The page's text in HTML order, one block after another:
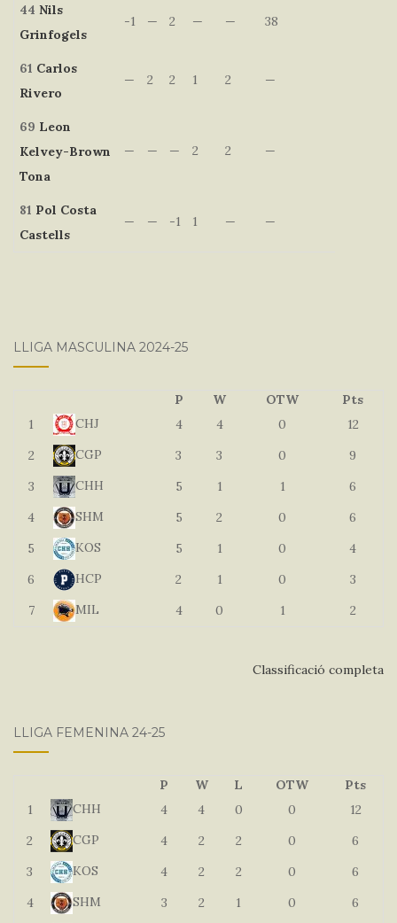
44Nils
Grinfogels
-1 — 2 — — 38
61 Carlos
Rivero
— 2 2 1 2 —
69 Leon
Kelvey-Brown
Tona
— — — 2 2 —
81 Pol Costa
Castells
— — -1 1 — —
LLIGA MASCULINA 2024-25
P W OTW
Pts
1
CHJ 4 4 0
12
2
CGP 3 3 0
9
3
CHH 5 1 1
6
4
SHM 5 2 0
6
5
KOS 5 1 0
4
6
HCP 2 1 0
3
7
MIL 4 0 1 2
Classificació completa
LLIGA FEMENINA 24-25
P W L OTW
Pts
1
CHH 4 4 0 0
12
2
CGP 4 2 2 0
6
3
KOS 4 2 2 0
6
4
SHM 3 2 1 0
6